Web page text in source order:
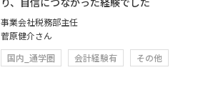
事業会社税務部主任
菅原健介さん
国内_通学圏 会計経験有
その他